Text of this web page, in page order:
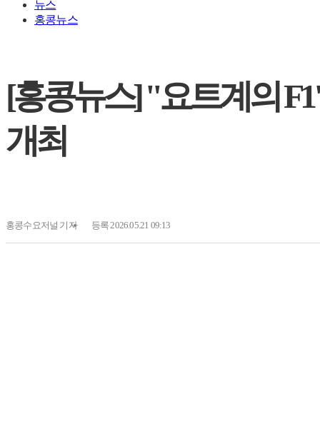
뉴스
홍콩뉴스
[홍콩뉴스] "요트계의
개최
홍콩수요저널 기자 등록 2026.05.21 09:13